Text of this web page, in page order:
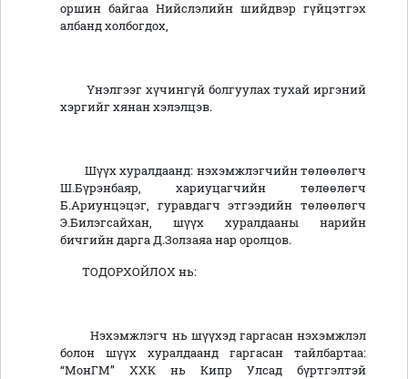
оршин байгаа Нийслэлийн шийдвэр гүйцэтгэх
албанд холбогдох,
Үнэлгээг хүчингүй болгуулах тухай иргэний
хэргийг хянан хэлэлцэв.
Шүүх хуралдаанд: нэхэмжлэгчийн төлөөлөгч
Ш.Бүрэнбаяр, хариуцагчийн төлөөлөгч
Б.Ариунцэцэг, гуравдагч этгээдийн төлөөлөгч
Э.Билэгсайхан, шүүх хуралдааны нарийн
бичгийн дарга Д.Золзаяа нар оролцов.
ТОДОРХОЙЛОХ нь:
Нэхэмжлэгч нь шүүхэд гаргасан нэхэмжлэл
болон шүүх хуралдаанд гаргасан тайлбартаа:
“МонГМ” ХХК нь Кипр Улсад бүртгэлтэй